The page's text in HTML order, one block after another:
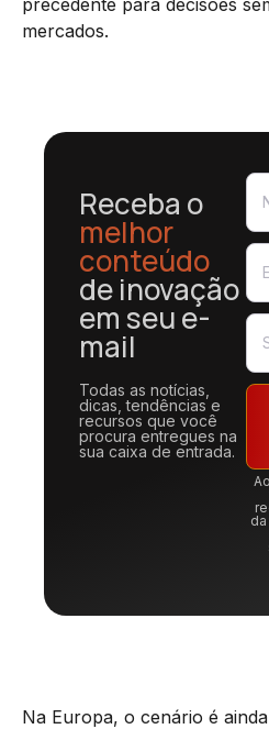
mercados.
Receba o
melhor
conteúdo
de inovação
em seu e-
mail
Todas as notícias,
dicas, tendências e
recursos que você
procura entregues na
sua caixa de entrada.
Na Europa, o cenário é